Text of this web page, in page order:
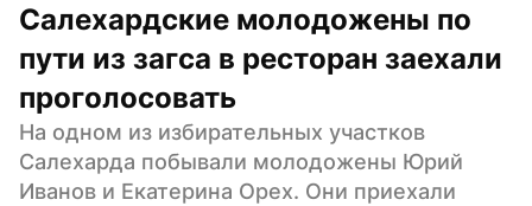
Салехардские молодожены по
пути из загса в ресторан заехали
проголосовать
На одном из избирательных участков
Салехарда побывали молодожены Юрий
Иванов и Екатерина Орех. Они приехали